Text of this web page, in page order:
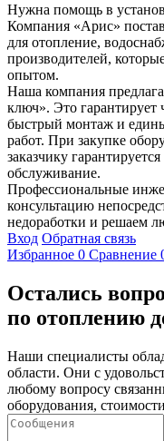
Нужна помощь в
Компания «Арис»
для отопление,
производителей,
опытом.
Наша компания
ключ». Это гарантирует
быстрый монтаж и
работ. При закупке
заказчику
обслуживание.
Профессиональные
консультацию
недоработки и решаем
Вход Обратная связь
Избранное 0 Сравнение
Остались
по отоплению
Наши специалисты
области. Они с
любому вопросу
оборудования,